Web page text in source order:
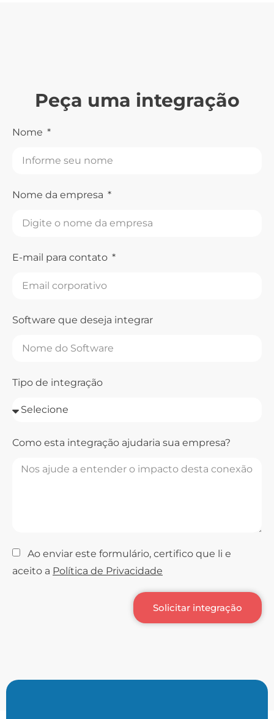
Peça uma integração
Nome
Nome da empresa
E-mail para contato
Software que deseja integrar
Tipo de integração
Como esta integração ajudaria sua empresa?
Ao enviar este formulário, certifico que li e
aceito a Política de Privacidade
Solicitar integração